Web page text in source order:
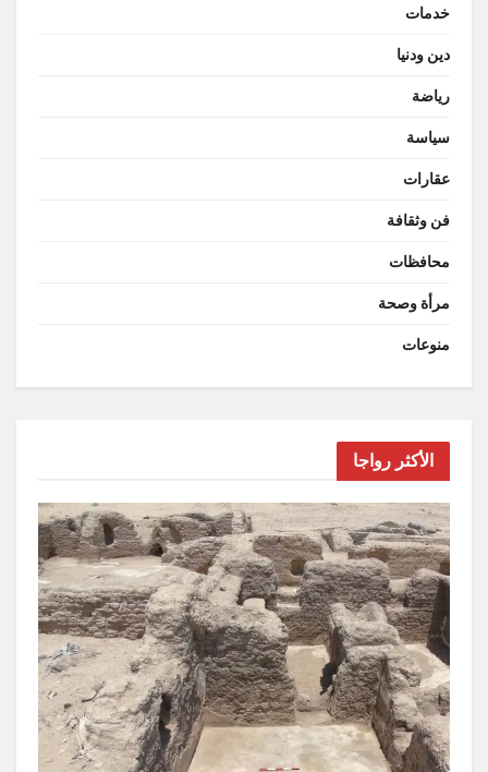
خدمات
دين ودنيا
رياضة
سياسة
عقارات
فن وثقافة
محافظات
مرأة وصحة
منوعات
الأكثر رواجا